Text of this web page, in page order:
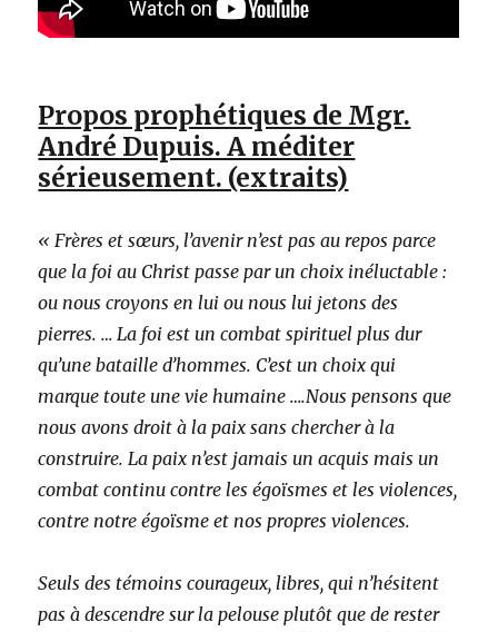
Propos prophétiques de Mgr.
André Dupuis. A méditer
sérieusement. (extraits)
« Frères et sœurs, l’avenir n’est pas au repos parce
que la foi au Christ passe par un choix inéluctable :
ou nous croyons en lui ou nous lui jetons des
pierres. … La foi est un combat spirituel plus dur
qu’une bataille d’hommes. C’est un choix qui
marque toute une vie humaine ….Nous pensons que
nous avons droit à la paix sans chercher à la
construire. La paix n’est jamais un acquis mais un
combat continu contre les égoïsmes et les violences,
contre notre égoïsme et nos propres violences.
Seuls des témoins courageux, libres, qui n’hésitent
pas à descendre sur la pelouse plutôt que de rester